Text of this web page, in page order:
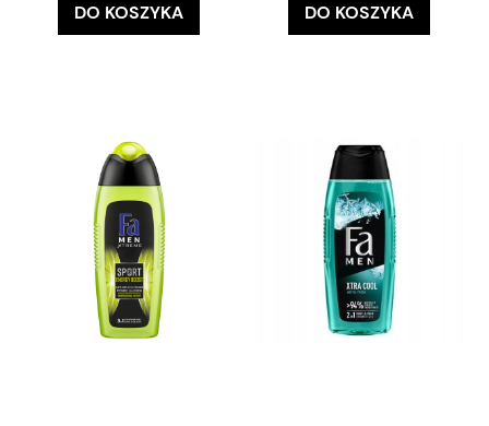
DO KOSZYKA DO KOSZYKA